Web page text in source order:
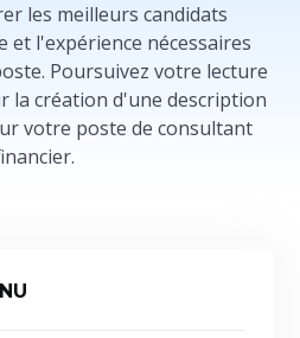
les meilleurs candidats
et l'expérience nécessaires
Poursuivez votre lecture
la création d'une description
votre poste de consultant